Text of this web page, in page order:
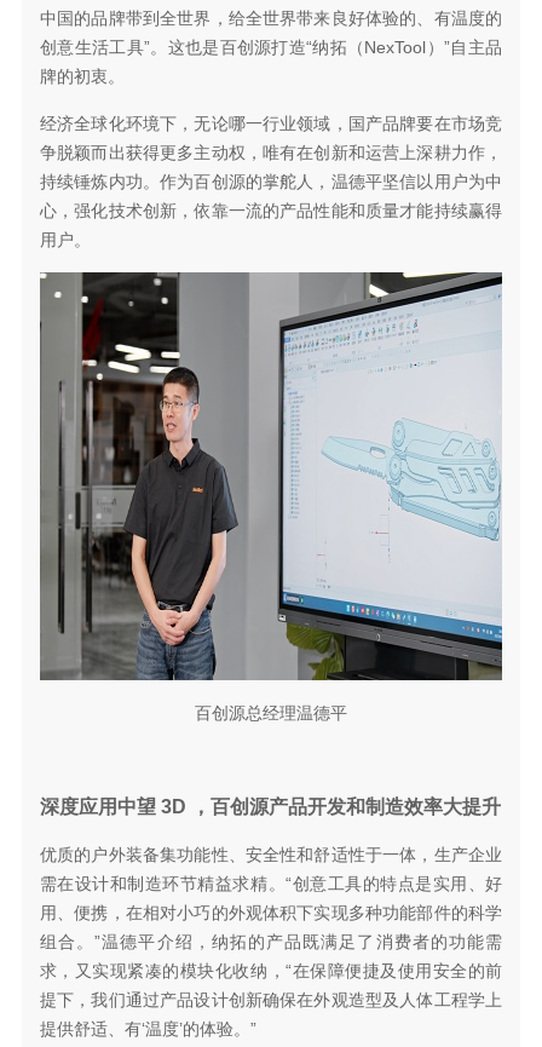
中国的品牌带到全世界，给全世界带来良好体验的、有温度的
创意生活工具”。这也是百创源打造“纳拓（NexTool）”自主品
牌的初衷。
经济全球化环境下，无论哪一行业领域，国产品牌要在市场竞
争脱颖而出获得更多主动权，唯有在创新和运营上深耕力作，
持续锤炼内功。作为百创源的掌舵人，温德平坚信以用户为中
心，强化技术创新，依靠一流的产品性能和质量才能持续赢得
用户。
百创源总经理温德平
深度应用中望 3D ，百创源产品开发和制造效率大提升
优质的户外装备集功能性、安全性和舒适性于一体，生产企业
需在设计和制造环节精益求精。“创意工具的特点是实用、好
用、便携，在相对小巧的外观体积下实现多种功能部件的科学
组合。”温德平介绍，纳拓的产品既满足了消费者的功能需
求，又实现紧凑的模块化收纳，“在保障便捷及使用安全的前
提下，我们通过产品设计创新确保在外观造型及人体工程学上
提供舒适、有‘温度’的体验。”